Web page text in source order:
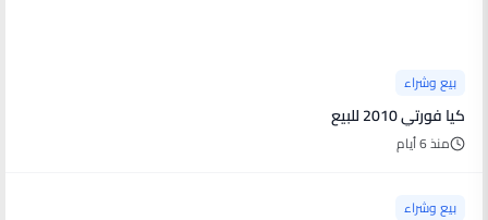
بيع وشراء
كيا فورتي 2010 للبيع
منذ 6 أيام
بيع وشراء